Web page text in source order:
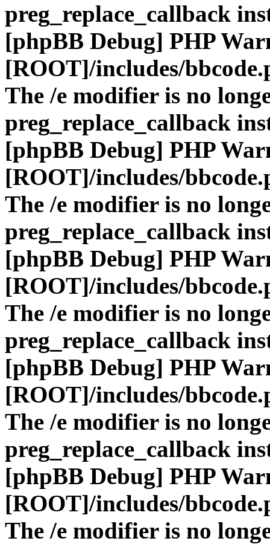
preg_replace_callback
[phpBB Debug] PHP
[ROOT]/includes/
The /e modifier is no
preg_replace_callback
[phpBB Debug] PHP
[ROOT]/includes/
The /e modifier is no
preg_replace_callback
[phpBB Debug] PHP
[ROOT]/includes/
The /e modifier is no
preg_replace_callback
[phpBB Debug] PHP
[ROOT]/includes/
The /e modifier is no
preg_replace_callback
[phpBB Debug] PHP
[ROOT]/includes/
The /e modifier is no